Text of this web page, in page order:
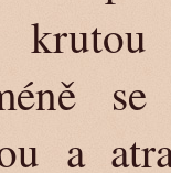
a